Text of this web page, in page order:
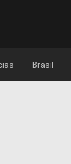
Brasil